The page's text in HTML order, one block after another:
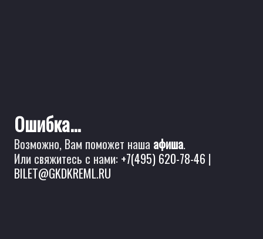
Ошибка...
Возможно, Вам поможет наша афиша.
Или свяжитесь с нами: +7(495) 620-78-46 |
BILET@GKDKREML.RU